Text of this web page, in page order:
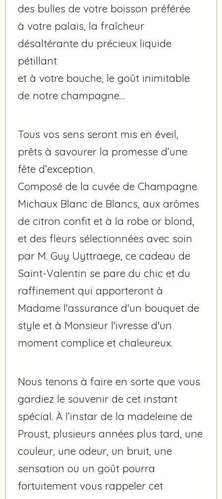
des bulles de votre boisson préférée
à votre palais, la fraîcheur
désaltérante du précieux liquide
pétillant
et à votre bouche, le goût inimitable
de notre champagne…
Tous vos sens seront mis en éveil,
prêts à savourer la promesse d’une
fête d’exception.
Composé de la cuvée de Champagne
Michaux Blanc de Blancs, aux arômes
de citron confit et à la robe or blond,
et des fleurs sélectionnées avec soin
par M. Guy Uyttraege, ce cadeau de
Saint-Valentin se pare du chic et du
raffinement qui apporteront à
Madame l'assurance d'un bouquet de
style et à Monsieur l'ivresse d'un
moment complice et chaleureux.
Nous tenons à faire en sorte que vous
gardiez le souvenir de cet instant
spécial. À l’instar de la madeleine de
Proust, plusieurs années plus tard, une
couleur, une odeur, un bruit, une
sensation ou un goût pourra
fortuitement vous rappeler cet